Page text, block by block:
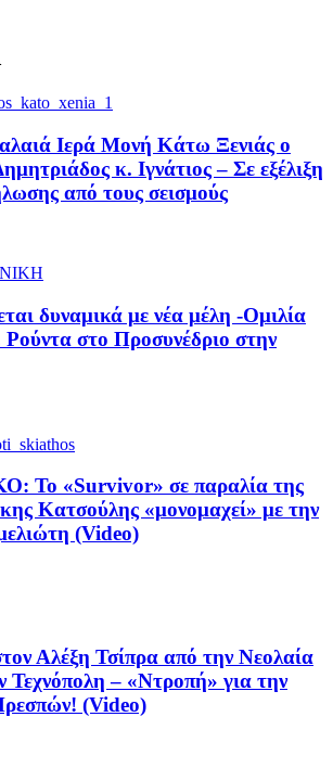
Ιερά Μονή Κάτω Ξενιάς ο
κ. Ιγνάτιος – Σε εξέλιξη
από τους σεισμούς
δυναμικά με νέα μέλη -Ομιλία
στο Προσυνέδριο στην
Το «Survivor» σε παραλία της
Κατσούλης «μονομαχεί» με την
(Video)
Αλέξη Τσίπρα από την Νεολαία
– «Ντροπή» για την
(Video)